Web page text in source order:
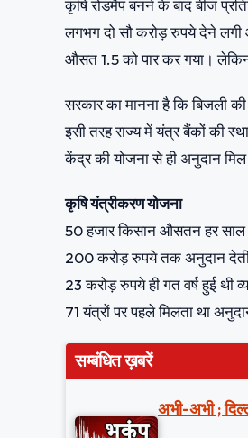
कृषि रोडमैप बनने के बाद बीज
लगभग दो सौ करोड़ रुपये देने लगी
औसत 1.5 को पार कर गया।
सरकार का मानना है कि बिजली
इसी तरह राज्य में यंत्र बैंकों की
केंद्र की योजना से ही अनुदान मिल
कृषि यंत्रीकरण योजना
50 हजार किसान औसतन हर
200 करोड़ रुपये तक अनुदान
23 करोड़ रुपये ही गत वर्ष हुई थी
71 यंत्रों पर पहले मिलता था
सम्बंधित ख़बरें
अभी-अभी ;